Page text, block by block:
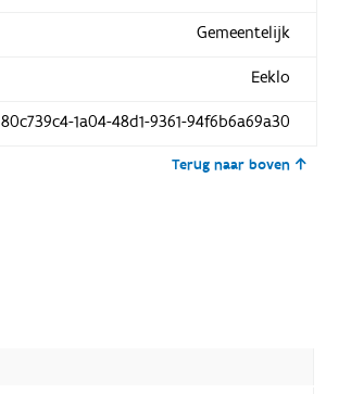
Gemeentelijk
Eeklo
80c739c4-1a04-48d1-9361-94f6b6a69a30
Terug naar boven